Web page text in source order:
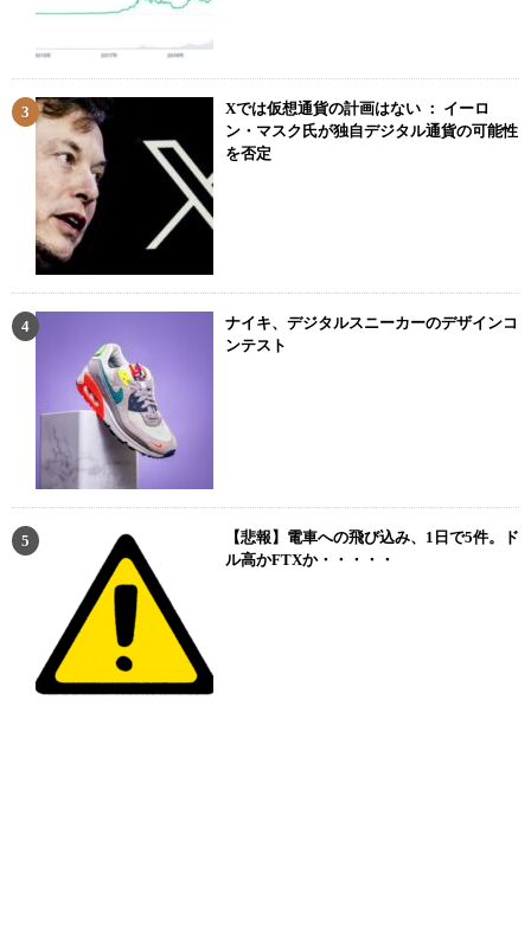
Xでは仮想通貨の計画はない ： イーロ
ン・マスク氏が独自デジタル通貨の可能性
を否定
ナイキ、デジタルスニーカーのデザインコ
ンテスト
【悲報】電車への飛び込み、1日で5件。ド
ル高かFTXか・・・・・